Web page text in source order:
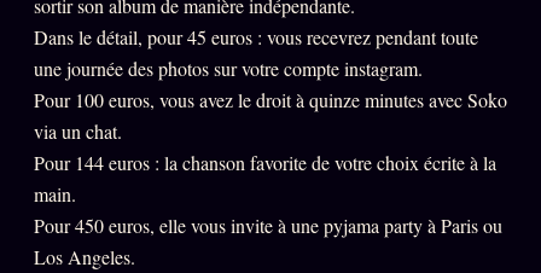
Oracle Algorithme
Audit Social
LIVRES
BRAQUAGE
sortir son album de manière indépendante.
Dans le détail, pour 45 euros : vous recevrez pendant toute
une journée des photos sur votre compte instagram.
Pour 100 euros, vous avez le droit à quinze minutes avec Soko
via un chat.
Pour 144 euros : la chanson favorite de votre choix écrite à la
main.
Pour 450 euros, elle vous invite à une pyjama party à Paris ou
Los Angeles.